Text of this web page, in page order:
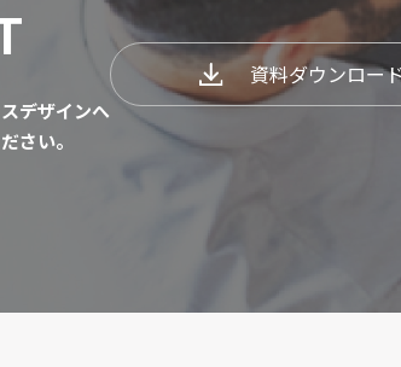
デザインへ
さい。
資料ダウンロー